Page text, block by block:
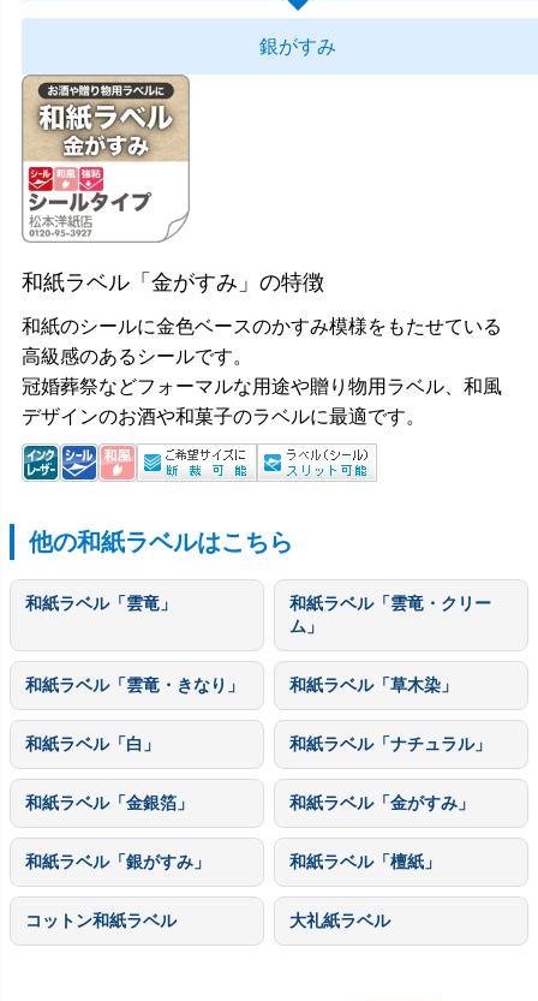
銀がすみ
和紙ラベル「金がすみ」の特徴
和紙のシールに金色ベースのかすみ模様をもたせている
高級感のあるシールです。
冠婚葬祭などフォーマルな用途や贈り物用ラベル、和風
デザインのお酒や和菓子のラベルに最適です。
他の和紙ラベルはこちら
和紙ラベル「雲竜」
和紙ラベル「雲竜・クリー
ム」
和紙ラベル「雲竜・きなり」 和紙ラベル「草木染」
和紙ラベル「白」 和紙ラベル「ナチュラル」
和紙ラベル「金銀箔」 和紙ラベル「金がすみ」
和紙ラベル「銀がすみ」 和紙ラベル「檀紙」
コットン和紙ラベル 大礼紙ラベル